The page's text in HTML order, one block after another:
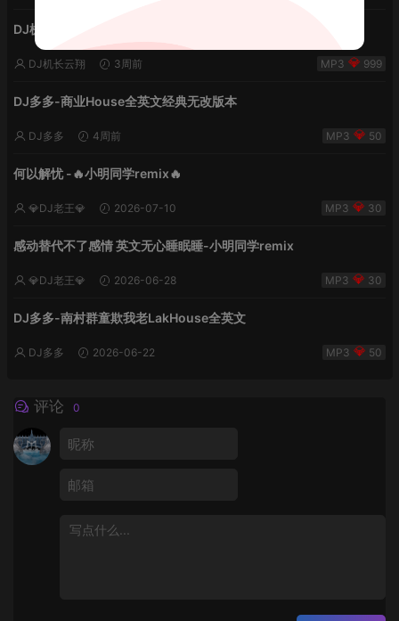
DJ机长✈️DJ糖果🍬【丝滑之夜5】House摇摆节奏✈️纯净版🍬
DJ机长云翔 3周前 999
DJ多多-商业House全英文经典无改版本
DJ多多 4周前 50
何以解忧 -🔥小明同学remix🔥
💎DJ老王💎 2026-07-10 30
感动替代不了感情 英文无心睡眠睡-小明同学remix
💎DJ老王💎 2026-06-28 30
DJ多多-南村群童欺我老LakHouse全英文
DJ多多 2026-06-22 50
评论 0